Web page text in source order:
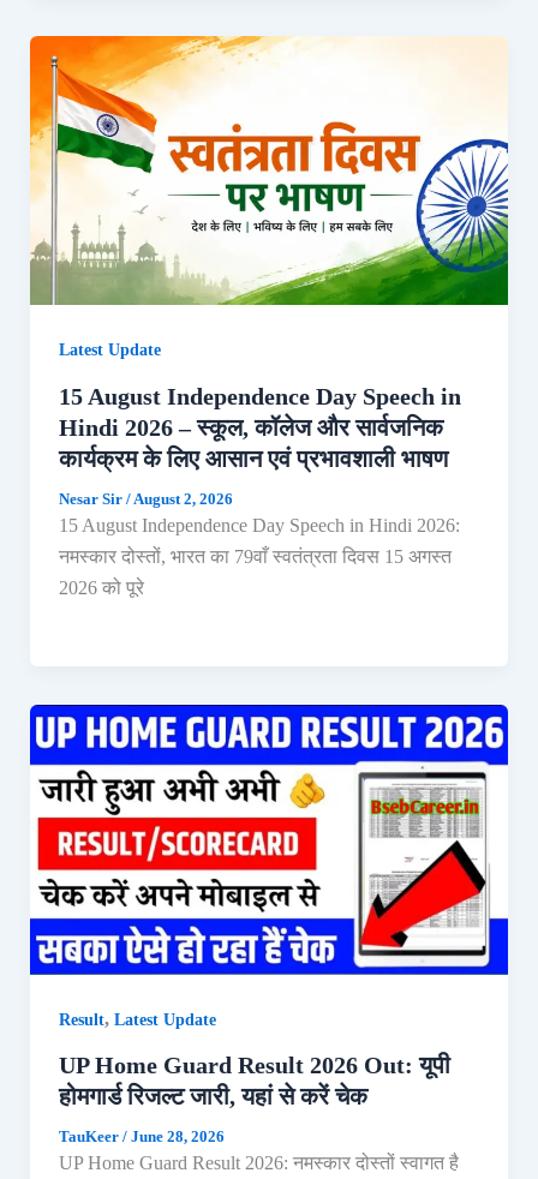
Latest Update
15 August Independence Day Speech in
Hindi 2026 – स्कूल, कॉलेज और सार्वजनिक
कार्यक्रम के लिए आसान एवं प्रभावशाली भाषण
Nesar Sir /August 2, 2026
15 August Independence Day Speech in Hindi 2026:
नमस्कार दोस्तों, भारत का 79वाँ स्वतंत्रता दिवस 15 अगस्त
2026 को पूरे
Result, Latest Update
UP Home Guard Result 2026 Out: यूपी
होमगार्ड रिजल्ट जारी, यहां से करें चेक
TauKeer / June 28, 2026
UP Home Guard Result 2026: नमस्कार दोस्तों स्वागत है